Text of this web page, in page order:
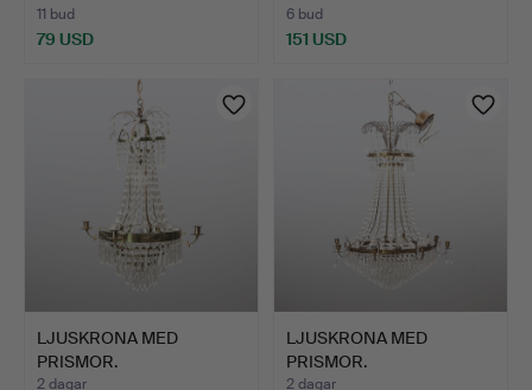
11 bud
79 USD
6 bud
151 USD
LJUSKRONA MED
PRISMOR.
Mässingsstomme med …
2 dagar
LJUSKRONA MED
PRISMOR.
Mässingsstomme med …
2 dagar